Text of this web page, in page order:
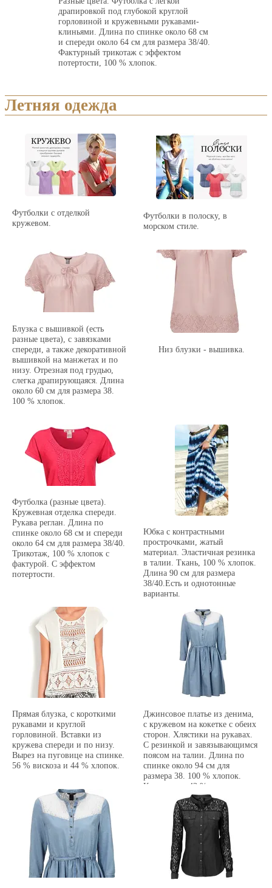
драпировкой под глубокой круглой
горловиной и кружевными рукавами-
клиньями. Длина по спинке около 68 см
и спереди около 64 см для размера 38/40.
Фактурный трикотаж с эффектом
потертости, 100 % хлопок.
Летняя одежда
Футболки с отделкой
кружевом.
Футболки в полоску, в
морском стиле.
Блузка с вышивкой (есть
разные цвета), с завязками
спереди, а также декоративной
вышивкой на манжетах и по
низу. Отрезная под грудью,
слегка драпирующаяся. Длина
около 60 см для размера 38.
100 % хлопок.
Низ блузки - вышивка.
Футболка (разные цвета).
Кружевная отделка спереди.
Рукава реглан. Длина по
спинке около 68 см и спереди
около 64 см для размера 38/40.
Трикотаж, 100 % хлопок с
фактурой. С эффектом
потертости.
Юбка с контрастными
прострочками, жатый
материал. Эластичная резинка
в талии. Ткань, 100 % хлопок.
Длина 90 см для размера
38/40.Есть и однотонные
варианты.
Прямая блузка, с короткими
рукавами и круглой
горловиной. Вставки из
кружева спереди и по низу.
Вырез на пуговице на спинке.
56 % вискоза и 44 % хлопок.
Джинсовое платье из денима,
с кружевом на кокетке с обеих
сторон. Хлястики на рукавах.
C резинкой и завязывающимся
поясом на талии. Длина по
спинке около 94 см для
размера 38. 100 % хлопок.
Кружево из 43 % вискозы,
35 % полиамида и 22 %